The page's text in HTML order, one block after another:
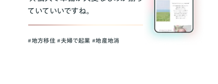
ていていいですね。
#地方移住 #夫婦で起業 #地産地消